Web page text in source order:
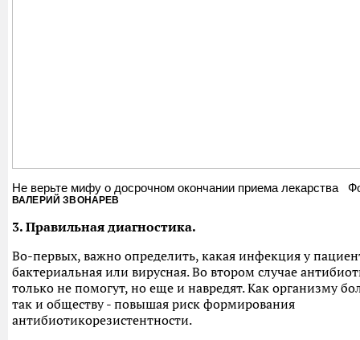
Не верьте мифу о досрочном окончании приема лекарства
ВАЛЕРИЙ ЗВОНАРЕВ
3. Правильная диагностика.
Во-первых, важно определить, какая инфекция у
бактериальная или вирусная. Во втором случае
только не помогут, но еще и навредят. Как организму
так и обществу - повышая риск формирования
антибиотикорезистентности.